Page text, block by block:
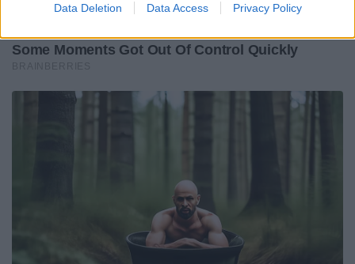
Data Deletion Data Access Privacy Policy